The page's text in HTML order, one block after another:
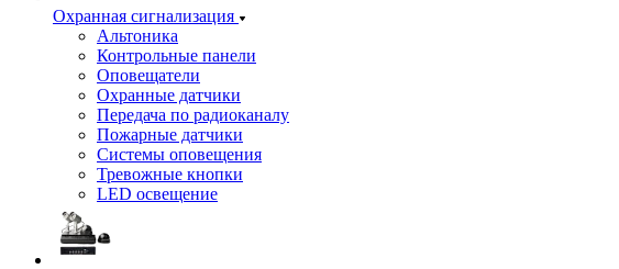
Охранная сигнализация
Альтоника
Контрольные панели
Оповещатели
Охранные датчики
Передача по радиоканалу
Пожарные датчики
Системы оповещения
Тревожные кнопки
LED освещение